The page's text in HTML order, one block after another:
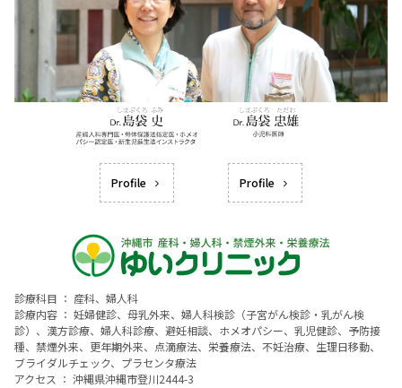
Profile Profile
診療科目 ： 産科、婦人科
診療内容 ： 妊婦健診、母乳外来、婦人科検診（子宮がん検診・乳がん検
診）、漢方診療、婦人科診療、避妊相談、ホメオパシー、乳児健診、予防接
種、禁煙外来、更年期外来、点滴療法、栄養療法、不妊治療、生理日移動、
ブライダルチェック、プラセンタ療法
アクセス ： 沖縄県沖縄市登川2444-3